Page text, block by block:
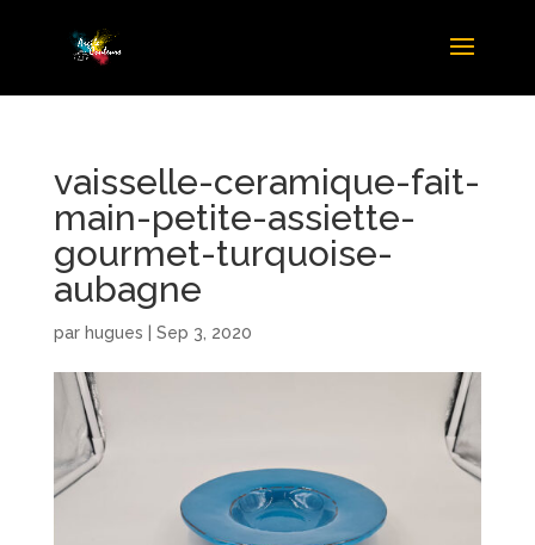
vaisselle-ceramique-fait-
main-petite-assiette-
gourmet-turquoise-
aubagne
par hugues Sep 3, 2020